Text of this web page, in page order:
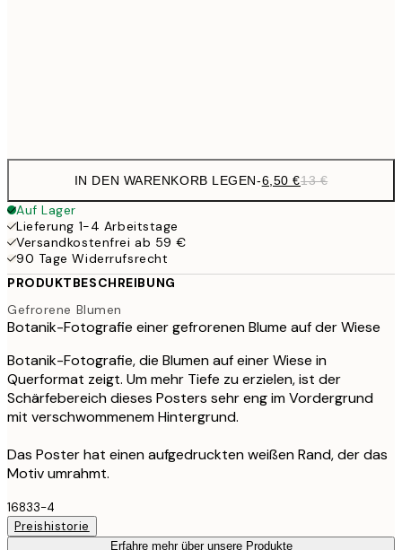
IN DEN WARENKORB LEGEN-6,50 €13 €
Auf Lager
Lieferung 1-4 Arbeitstage
Versandkostenfrei ab 59 €
90 Tage Widerrufsrecht
PRODUKTBESCHREIBUNG
Gefrorene Blumen
Botanik-Fotografie einer gefrorenen Blume auf der Wiese
Botanik-Fotografie, die Blumen auf einer Wiese in
Querformat zeigt. Um mehr Tiefe zu erzielen, ist der
Schärfebereich dieses Posters sehr eng im Vordergrund
mit verschwommenem Hintergrund.
Das Poster hat einen aufgedruckten weißen Rand, der das
Motiv umrahmt.
16833-4
Preishistorie
Erfahre mehr über unsere Produkte